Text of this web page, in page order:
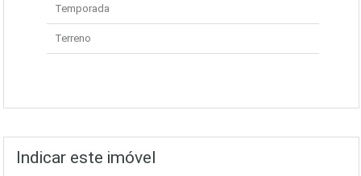
Temporada
Terreno
Indicar este imóvel